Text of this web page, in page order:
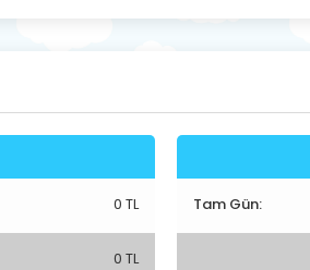
0 TL
0 TL
Tam Gün: